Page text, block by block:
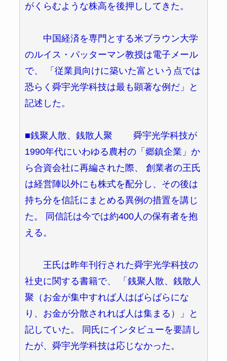
がくらむような株高を後押ししてきた。
中国経済を専門とする米ブラウン大学
のルイス・パッターマン教授は電子メール
で、 「従業員向けに築いた富という点では
恐らく舜宇光学科技は最も顕著な例だ」と
記述した。
■銭聚人散、銭散人聚 舜宇光学科技が
1990年代にいわゆる農村の「郷鎮企業」か
ら合資会社に再編された際、 創業者の王氏
は経営陣以外にも株式を配分し、その後は
持ち分を信託にまとめる異例の措置を講じ
た。 同信託は今では約400人の保有者を抱
える。
王氏は昨年刊行された舜宇光学科技の
社史に関する書籍で、 「銭聚人散、銭散人
聚（お金が集中すれば人はばらばらにな
り、お金が分散されれば人は集まる）」と
記していた。 同氏にインタビューを要請し
たが、舜宇光学科技は応じなかった。